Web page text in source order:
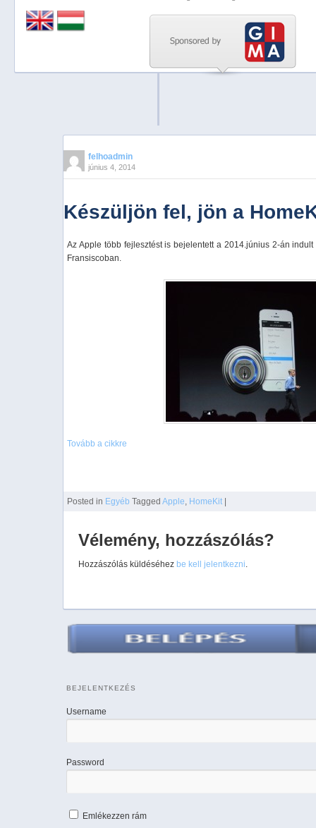
felhoadmin
június 4, 2014
Készüljön fel, jön a
Az Apple több fejlesztést is bejelentett a 2014.június 2-án
Fransiscoban.
Tovább a cikkre
Posted in Egyéb Tagged Apple, HomeKit
Vélemény, hozzászólás?
Hozzászólás küldéséhez be kell jelentkezni.
BEJELENTKEZÉS
Username
Password
Emlékezzen rám